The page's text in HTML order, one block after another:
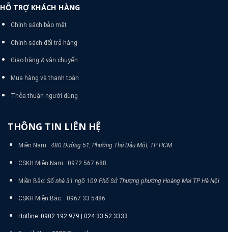
HỖ TRỢ KHÁCH HÀNG
Chính sách bảo mật
Chính sách đổi trả hàng
Giao hàng & vận chuyển
Mua hàng và thanh toán
Thỏa thuận người dùng
THÔNG TIN LIÊN HỆ
Miền Nam: 480 Đường 51, Phường Thủ Dâu Một, TP HCM
CSKH Miền Nam: 0972 567 688
Miền Bắc: Số nhà 31 ngõ 109 Phố Sở Thượng phường Hoàng Mai TP Hà Nội
CSKH Miền Bắc: 0967 33 5486
Hotline: 0902 192 979 | 024 33 52 3333